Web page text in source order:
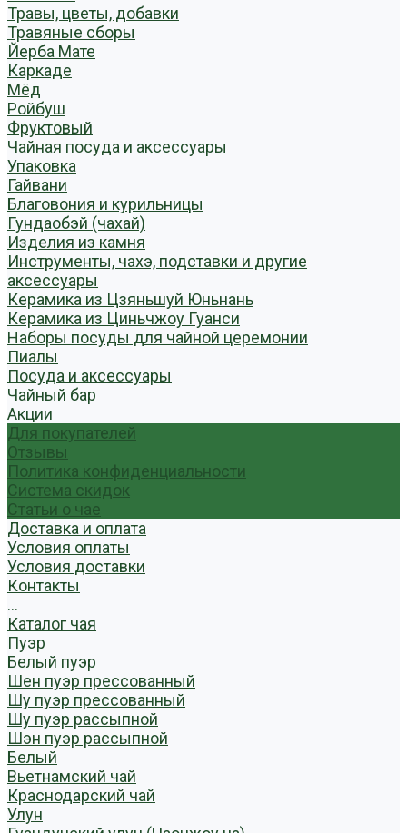
Травы, цветы, добавки
Травяные сборы
Йерба Мате
Каркаде
Мёд
Ройбуш
Фруктовый
Чайная посуда и аксессуары
Упаковка
Гайвани
Благовония и курильницы
Гундаобэй (чахай)
Изделия из камня
Инструменты, чахэ, подставки и другие
аксессуары
Керамика из Цзяньшуй Юньнань
Керамика из Циньчжоу Гуанси
Наборы посуды для чайной церемонии
Пиалы
Посуда и аксессуары
Чайный бар
Акции
Для покупателей
Отзывы
Политика конфиденциальности
Система скидок
Статьи о чае
Доставка и оплата
Условия оплаты
Условия доставки
Контакты
...
Каталог чая
Пуэр
Белый пуэр
Шен пуэр прессованный
Шу пуэр прессованный
Шу пуэр рассыпной
Шэн пуэр рассыпной
Белый
Вьетнамский чай
Краснодарский чай
Улун